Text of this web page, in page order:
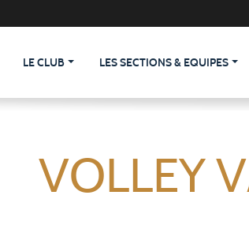
LE CLUB LES SECTIONS & EQUIPES
VOLLEY